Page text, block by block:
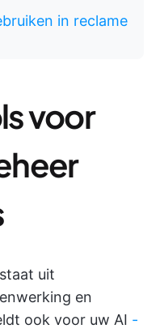
in reclame
voor
uit
en
ook voor uw AI -